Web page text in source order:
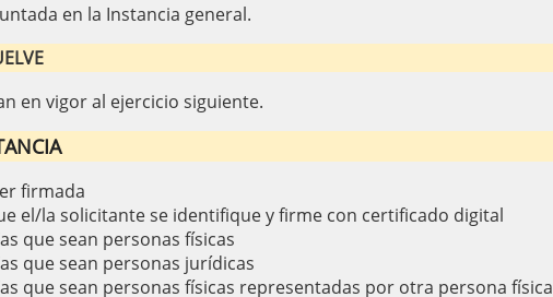
en la Instancia general.
en vigor al ejercicio siguiente.
firmada
el/la solicitante se identifique y firme con certificado digital
que sean personas físicas
que sean personas jurídicas
que sean personas físicas representadas por otra persona física